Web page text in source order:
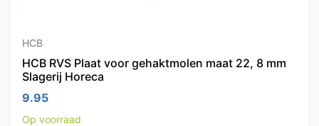
HCB
HCB RVS Plaat voor gehaktmolen maat 22, 8 mm
Slagerij Horeca
9.95
Op voorraad